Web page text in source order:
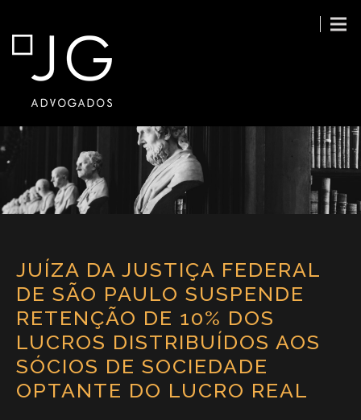
JUÍZA DA JUSTIÇA FEDERAL
DE SÃO PAULO SUSPENDE
RETENÇÃO DE 10% DOS
LUCROS DISTRIBUÍDOS AOS
SÓCIOS DE SOCIEDADE
OPTANTE DO LUCRO REAL